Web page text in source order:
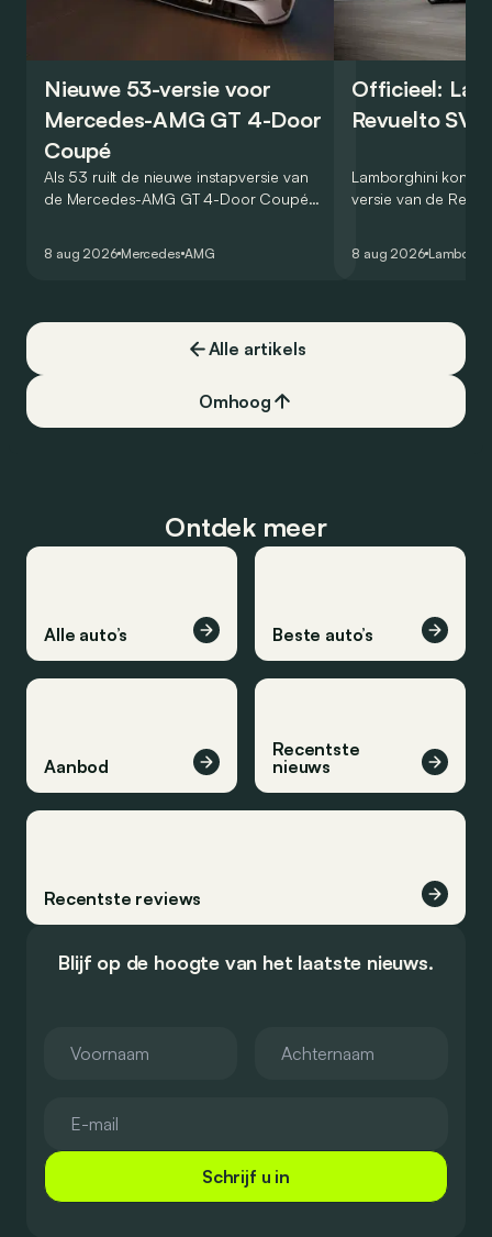
Nieuwe 53-versie voor
Mercedes-AMG GT 4-Door
Coupé
Als 53 ruilt de nieuwe instapversie van
de Mercedes-AMG GT 4-Door Coupé
8 aug 2026 Mercedes AMG
Officieel:
Revuelto SV
Lamborghini
versie van de
een record voor
8 aug 2026
Alle artikels
Omhoog
Ontdek meer
Alle auto’s Beste auto’s
Aanbod
Recentste
nieuws
Recentste reviews
Blijf op de hoogte van het laatste nieuws.
Schrijf u in